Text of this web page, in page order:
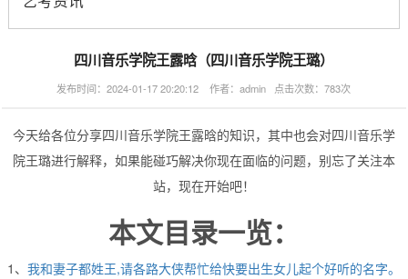
四川音乐学院王露晗（四川音乐学院王璐）
发布时间：2024-01-17 20:20:12 作者：admin 点击次数：783次
今天给各位分享四川音乐学院王露晗的知识，其中也会对四川音乐学
院王璐进行解释，如果能碰巧解决你现在面临的问题，别忘了关注本
站，现在开始吧！
本文目录一览：
1、 我和妻子都姓王,请各路大侠帮忙给快要出生女儿起个好听的名字。